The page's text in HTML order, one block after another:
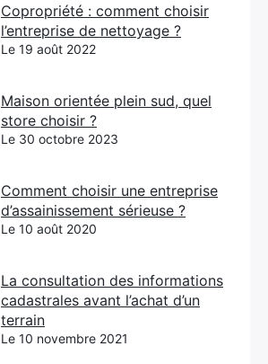
Copropriété : comment choisir
l’entreprise de nettoyage ?
Le 19 août 2022
Maison orientée plein sud, quel
store choisir ?
Le 30 octobre 2023
Comment choisir une entreprise
d’assainissement sérieuse ?
Le 10 août 2020
La consultation des informations
cadastrales avant l’achat d’un
terrain
Le 10 novembre 2021